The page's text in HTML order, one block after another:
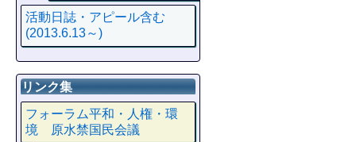
活動日誌・アピール含む
(2013.6.13～)
リンク集
フォーラム平和・人権・環
境 原水禁国民会議